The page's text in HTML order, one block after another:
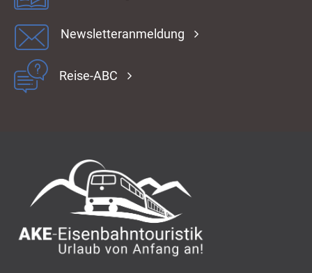
Newsletteranmeldung
Reise-ABC